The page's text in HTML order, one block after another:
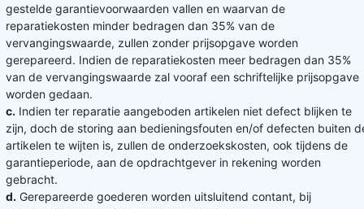
gestelde garantievoorwaarden vallen en waarvan de
reparatiekosten minder bedragen dan 35% van de
vervangingswaarde, zullen zonder prijsopgave worden
gerepareerd. Indien de reparatiekosten meer bedragen dan 35%
van de vervangingswaarde zal vooraf een schriftelijke prijsopgave
worden gedaan.
c. Indien ter reparatie aangeboden artikelen niet defect blijken te
zijn, doch de storing aan bedieningsfouten en/of defecten buiten
artikelen te wijten is, zullen de onderzoekskosten, ook tijdens de
garantieperiode, aan de opdrachtgever in rekening worden
gebracht.
d. Gerepareerde goederen worden uitsluitend contant, bij